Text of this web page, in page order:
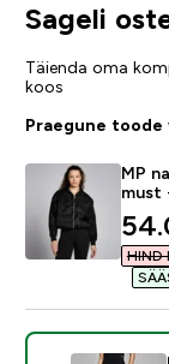
Sageli
Täienda oma
koos
Praegune toode
MP
must
HIND